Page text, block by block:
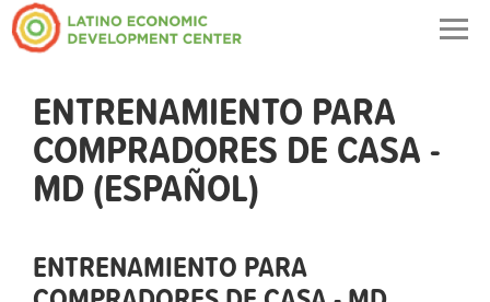
ENTRENAMIENTO PARA
COMPRADORES DE CASA -
MD (ESPAÑOL)
ENTRENAMIENTO PARA